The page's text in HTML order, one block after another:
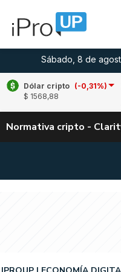
Sábado, 8 de
Dólar cripto (-0,31%)
$ 1568,88
Cardano
Normativa cripto -